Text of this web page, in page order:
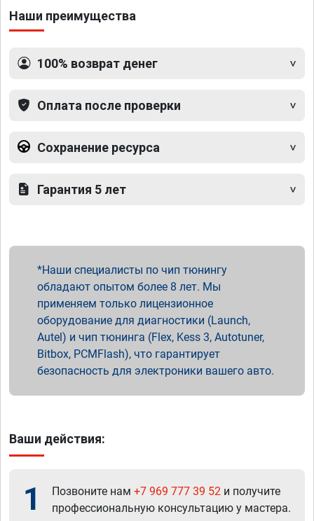
Наши преимущества
100% возврат денег
Оплата после проверки
Сохранение ресурса
Гарантия 5 лет
Наши специалисты по чип тюнингу
обладают опытом более 8 лет. Мы
применяем только лицензионное
оборудование для диагностики (Launch,
Autel) и чип тюнинга (Flex, Kess 3, Autotuner,
Bitbox, PCMFlash), что гарантирует
безопасность для электроники вашего авто.
Ваши действия:
1 Позвоните нам +7 969 777 39 52 и получите
профессиональную консультацию у мастера.